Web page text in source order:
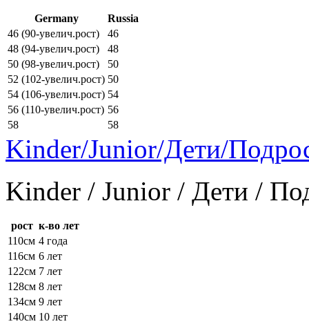
Germany
Russia
46 (90-увелич.рост)
46
48 (94-увелич.рост)
48
50 (98-увелич.рост)
50
52 (102-увелич.рост) 50
54 (106-увелич.рост) 54
56 (110-увелич.рост) 56
58
58
Kinder/Junior/Дети/
Kinder / Junior / Дети /
рост к-во лет
110см 4 года
116см 6 лет
122см 7 лет
128см 8 лет
134см 9 лет
140см 10 лет